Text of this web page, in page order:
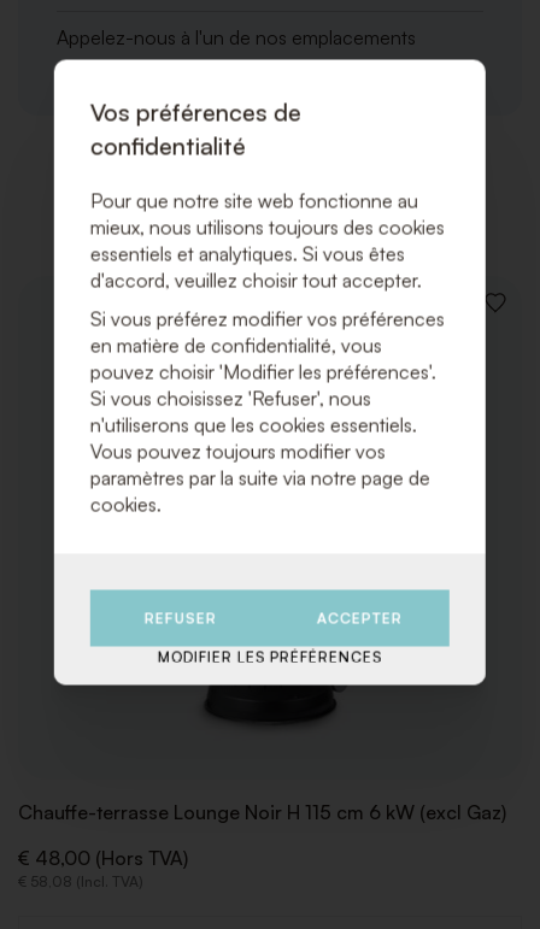
Appelez-nous à l'un de nos emplacements
Produits associés
Chauffe-terrasse Lounge Noir H 115 cm 6 kW (excl Gaz)
€ 48,00 (Hors TVA)
€ 58,08 (Incl. TVA)
Vos préférences de
confidentialité
Pour que notre site web fonctionne au
mieux, nous utilisons toujours des cookies
essentiels et analytiques. Si vous êtes
d'accord, veuillez choisir tout accepter.
Si vous préférez modifier vos préférences
en matière de confidentialité, vous
pouvez choisir 'Modifier les préférences'.
Si vous choisissez 'Refuser', nous
n'utiliserons que les cookies essentiels.
Vous pouvez toujours modifier vos
paramètres par la suite via notre page de
cookies.
REFUSER ACCEPTER
MODIFIER LES PRÉFÉRENCES